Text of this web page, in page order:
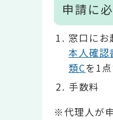
申請に
窓口に
本人確認
類Cを1点
手数料
※代理人が